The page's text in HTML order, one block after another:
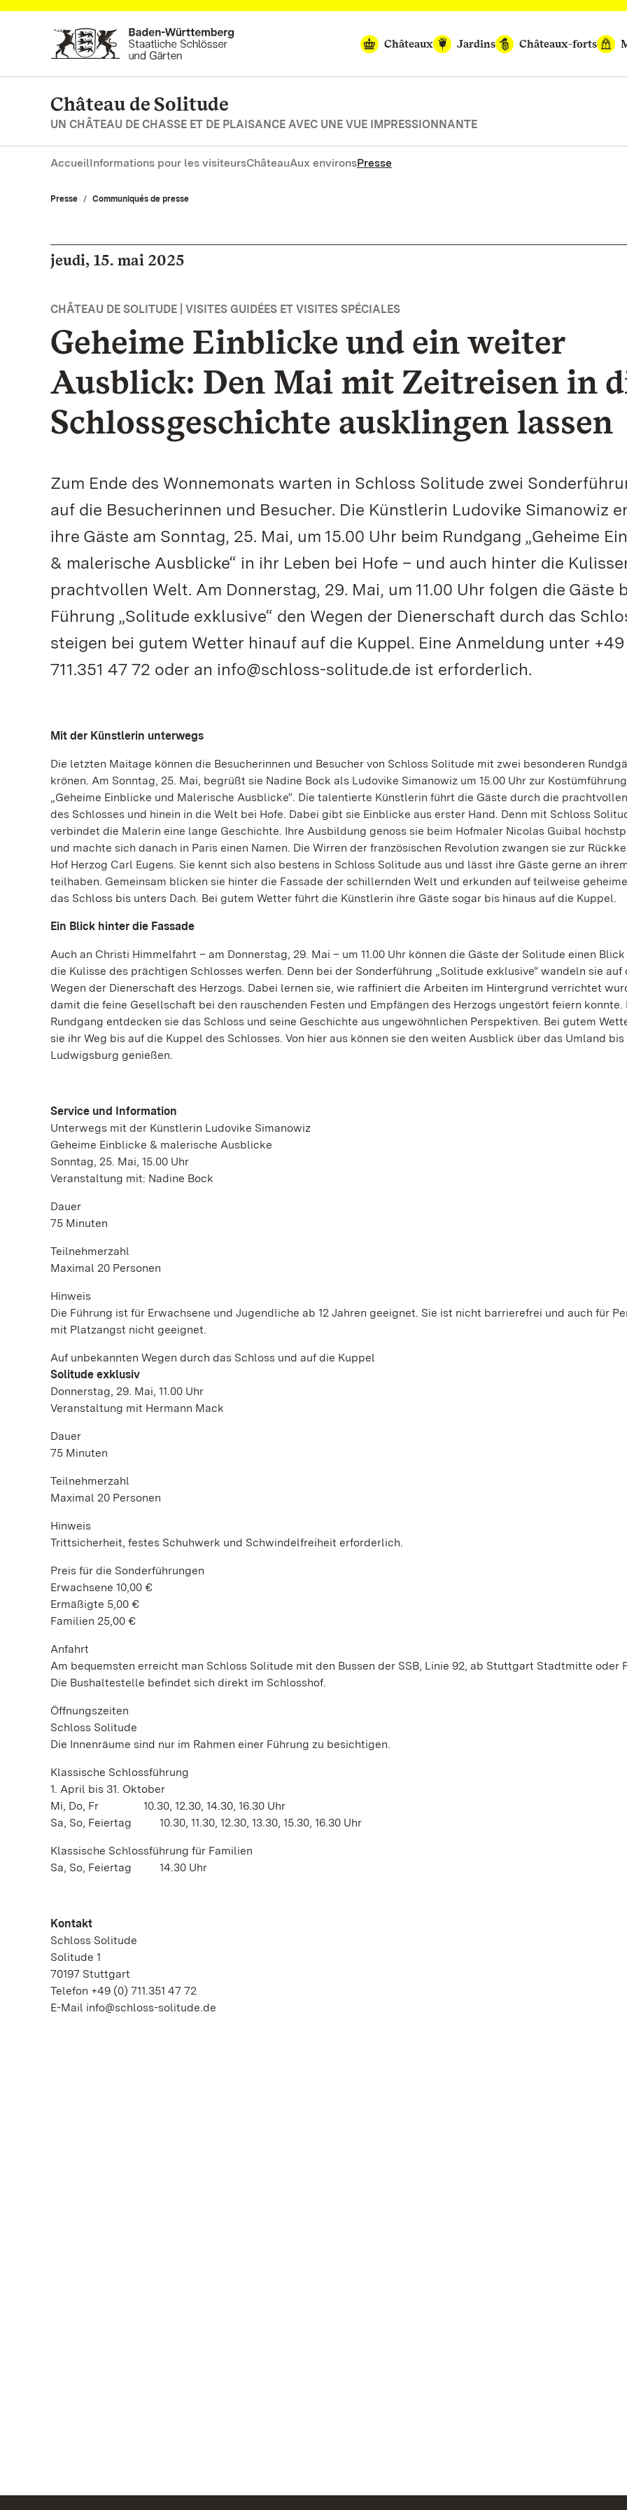
Vers la page d’accueil
Châteaux
Jardins Châteaux-forts
Château de Solitude
UN CHÂTEAU DE CHASSE ET DE PLAISANCE AVEC UNE VUE IMPRESSIONNANTE
AccueilInformations pour les visiteursChâteauAux environsPresse
Presse Communiqués de presse
jeudi, 15. mai 2025
CHÂTEAU DE SOLITUDE | VISITES GUIDÉES ET VISITES SPÉCIALES
Geheime Einblicke und ein weiter
Ausblick: Den Mai mit Zeitreisen in
Schlossgeschichte ausklingen lassen
Zum Ende des Wonnemonats warten in Schloss Solitude zwei
auf die Besucherinnen und Besucher. Die Künstlerin Ludovike Simanowiz
ihre Gäste am Sonntag, 25. Mai, um 15.00 Uhr beim Rundgang „Geheime
& malerische Ausblicke“ in ihr Leben bei Hofe – und auch hinter die
prachtvollen Welt. Am Donnerstag, 29. Mai, um 11.00 Uhr folgen die Gäste
Führung „Solitude exklusive“ den Wegen der Dienerschaft durch das
steigen bei gutem Wetter hinauf auf die Kuppel. Eine Anmeldung unter
711.351 47 72 oder an info@schloss-solitude.de ist erforderlich.
Mit der Künstlerin unterwegs
Die letzten Maitage können die Besucherinnen und Besucher von Schloss Solitude mit zwei besonderen
krönen. Am Sonntag, 25. Mai, begrüßt sie Nadine Bock als Ludovike Simanowiz um 15.00 Uhr zur Kostümführung
„Geheime Einblicke und Malerische Ausblicke“. Die talentierte Künstlerin führt die Gäste durch die
des Schlosses und hinein in die Welt bei Hofe. Dabei gibt sie Einblicke aus erster Hand. Denn mit Schloss
verbindet die Malerin eine lange Geschichte. Ihre Ausbildung genoss sie beim Hofmaler Nicolas Guibal
und machte sich danach in Paris einen Namen. Die Wirren der französischen Revolution zwangen sie zur
Hof Herzog Carl Eugens. Sie kennt sich also bestens in Schloss Solitude aus und lässt ihre Gäste gerne an
teilhaben. Gemeinsam blicken sie hinter die Fassade der schillernden Welt und erkunden auf teilweise
das Schloss bis unters Dach. Bei gutem Wetter führt die Künstlerin ihre Gäste sogar bis hinaus auf die Kuppel.
Ein Blick hinter die Fassade
Auch an Christi Himmelfahrt – am Donnerstag, 29. Mai – um 11.00 Uhr können die Gäste der Solitude einen
die Kulisse des prächtigen Schlosses werfen. Denn bei der Sonderführung „Solitude exklusive“ wandeln sie auf
Wegen der Dienerschaft des Herzogs. Dabei lernen sie, wie raffiniert die Arbeiten im Hintergrund verrichtet
damit die feine Gesellschaft bei den rauschenden Festen und Empfängen des Herzogs ungestört feiern konnte.
Rundgang entdecken sie das Schloss und seine Geschichte aus ungewöhnlichen Perspektiven. Bei gutem
sie ihr Weg bis auf die Kuppel des Schlosses. Von hier aus können sie den weiten Ausblick über das Umland bis
Ludwigsburg genießen.
Service und Information
Unterwegs mit der Künstlerin Ludovike Simanowiz
Geheime Einblicke & malerische Ausblicke
Sonntag, 25. Mai, 15.00 Uhr
Veranstaltung mit: Nadine Bock
Dauer
75 Minuten
Teilnehmerzahl
Maximal 20 Personen
Hinweis
Die Führung ist für Erwachsene und Jugendliche ab 12 Jahren geeignet. Sie ist nicht barrierefrei und auch für
mit Platzangst nicht geeignet.
Auf unbekannten Wegen durch das Schloss und auf die Kuppel
Solitude exklusiv
Donnerstag, 29. Mai, 11.00 Uhr
Veranstaltung mit Hermann Mack
Dauer
75 Minuten
Teilnehmerzahl
Maximal 20 Personen
Hinweis
Trittsicherheit, festes Schuhwerk und Schwindelfreiheit erforderlich.
Preis für die Sonderführungen
Erwachsene 10,00 €
Ermäßigte 5,00 €
Familien 25,00 €
Anfahrt
Am bequemsten erreicht man Schloss Solitude mit den Bussen der SSB, Linie 92, ab Stuttgart Stadtmitte oder
Die Bushaltestelle befindet sich direkt im Schlosshof.
Öffnungszeiten
Schloss Solitude
Die Innenräume sind nur im Rahmen einer Führung zu besichtigen.
Klassische Schlossführung
1. April bis 31. Oktober
Mi, Do, Fr 10.30, 12.30, 14.30, 16.30 Uhr
Sa, So, Feiertag 10.30, 11.30, 12.30, 13.30, 15.30, 16.30 Uhr
Klassische Schlossführung für Familien
Sa, So, Feiertag 14.30 Uhr
Kontakt
Schloss Solitude
Solitude 1
70197 Stuttgart
Telefon +49 (0) 711.351 47 72
E-Mail info@schloss-solitude.de